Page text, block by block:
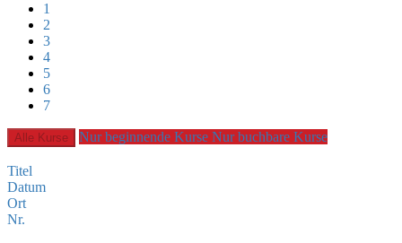
1
2
3
4
5
6
7
Alle Kurse Nur beginnende Kurse Nur buchbare Kurse
Titel
Datum
Ort
Nr.